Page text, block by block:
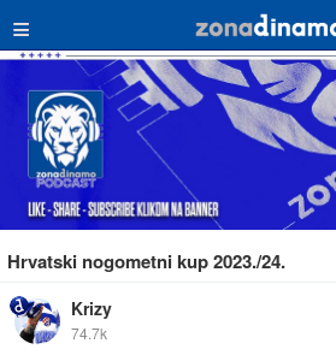
≡
Hrvatski nogometni kup 2023./24.
Krizy
74.7k